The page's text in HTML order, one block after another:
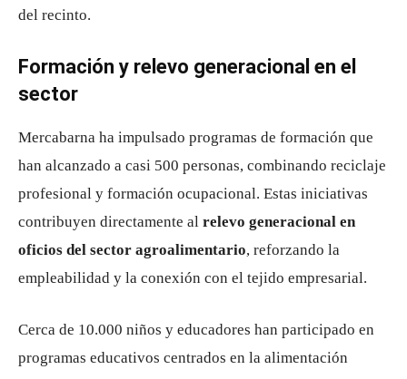
del recinto.
Formación y relevo generacional en el
sector
Mercabarna ha impulsado programas de formación que
han alcanzado a casi 500 personas, combinando reciclaje
profesional y formación ocupacional. Estas iniciativas
contribuyen directamente al relevo generacional en
oficios del sector agroalimentario, reforzando la
empleabilidad y la conexión con el tejido empresarial.
Cerca de 10.000 niños y educadores han participado en
programas educativos centrados en la alimentación